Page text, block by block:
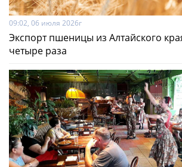
09:02, 06 июля 2026г
Экспорт пшеницы из Алтайского
четыре раза